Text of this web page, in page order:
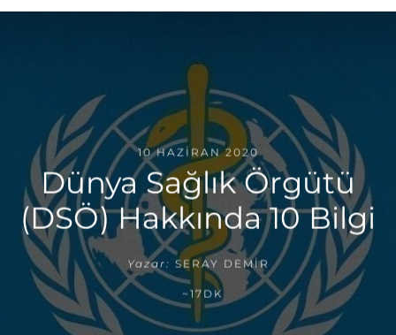
10 HAZIRAN 2020
Dünya Sağlık Örgütü
(DSÖ) Hakkında 10 Bilgi
Yazar: SERAY DEMIR
~17DK